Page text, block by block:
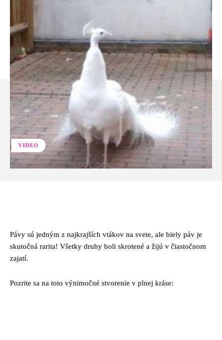
VIDEO
Pávy sú jedným z najkrajších vtákov na svete, ale biely páv je
skutočná rarita! Všetky druhy boli skrotené a žijú v čiastočnom
zajatí.
Pozrite sa na toto výnimočné stvorenie v plnej kráse: